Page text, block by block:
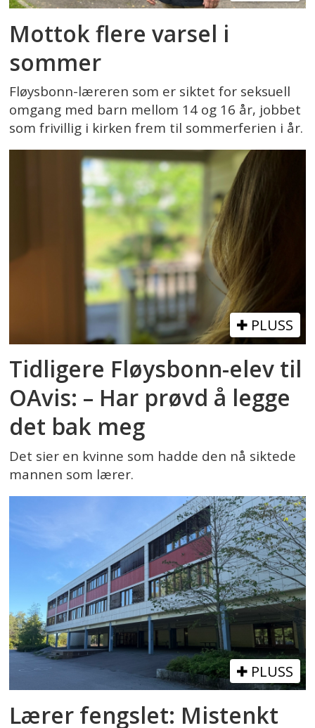
Mottok flere varsel i
sommer
Fløysbonn-læreren som er siktet for seksuell
omgang med barn mellom 14 og 16 år, jobbet
som frivillig i kirken frem til sommerferien i år.
PLUSS
Tidligere Fløysbonn-elev til
OAvis: – Har prøvd å legge
det bak meg
Det sier en kvinne som hadde den nå siktede
mannen som lærer.
PLUSS
Lærer fengslet: Mistenkt